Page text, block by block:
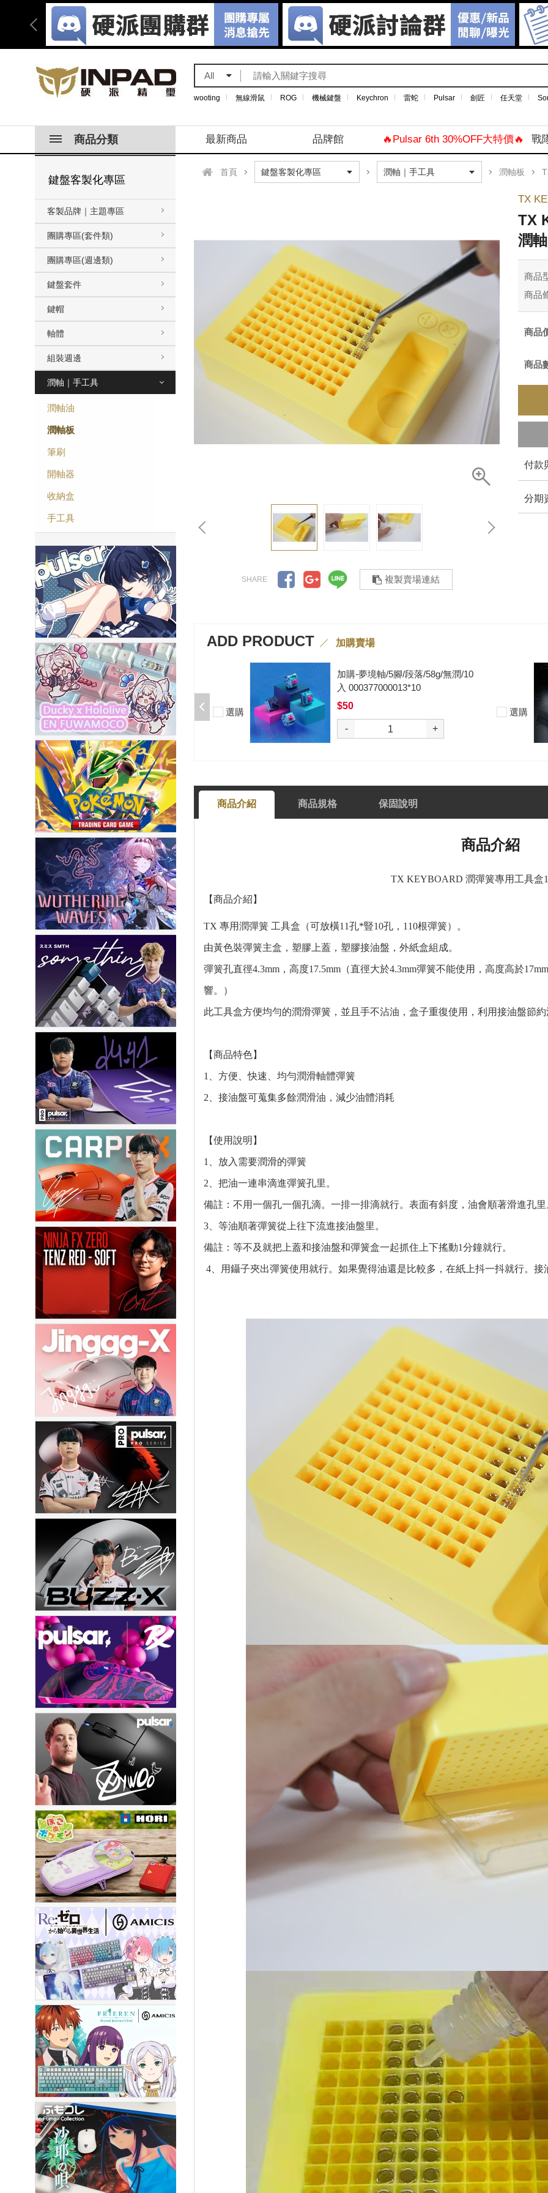
All
wooting 無線滑鼠 ROG 機械鍵盤 Keychron 雷蛇 Pulsar 劍匠 任天堂
商品分類 最新商品 品牌館 🔥Pulsar 6th 30%OFF大特價🔥 戰
鍵盤客製化專區
客製品牌｜主題專區
團購專區(套件類)
團購專區(週邊類)
鍵盤套件
鍵帽
軸體
組裝週邊
潤軸｜手工具
潤軸油
潤軸板
筆刷
開軸器
收納盒
手工具
首頁 潤軸板
複製賣場連結
TX
TX
潤軸
商品
商品
商品
商品
付款
分期
ADD PRODUCT 加購賣場
加購-夢境軸/5腳/段落/58g/無潤/10
入 000377000013*10
$50
- +
選購
加購-黑武士軸V2/5腳/段落/62g/無
潤/10入 000377000012*10
$50
- +
選購
商品介紹 商品規格 保固說明
商品介紹
TX KEYBOARD 潤彈簧專用工具盒
【商品介紹】
TX 專用潤彈簧 工具盒（可放橫11孔*豎10孔，110根彈簧）。
由黃色裝彈簧主盒，塑膠上蓋，塑膠接油盤，外紙盒組成。
彈簧孔直徑4.3mm，高度17.5mm（直徑大於4.3mm彈簧不能使用，高度高於
響。）
此工具盒方便均勻的潤滑彈簧，並且手不沾油，盒子重復使用，利用接油盤節
【商品特色】
1、方便、快速、均勻潤滑軸體彈簧
2、接油盤可蒐集多餘潤滑油，減少油體消耗
【使用說明 】
1、放入需要潤滑的彈簧
2、把油一連串滴進彈簧孔里。
備註：不用一個孔一個孔滴。一排一排滴就行。表面有斜度，油會順著滑進孔里
3、等油順著彈簧從上往下流進接油盤里。
備註：等不及就把上蓋和接油盤和彈簧盒一起抓住上下搖動1分鐘就行。
4、用鑷子夾出彈簧使用就行。如果覺得油還是比較多，在紙上抖一抖就行。